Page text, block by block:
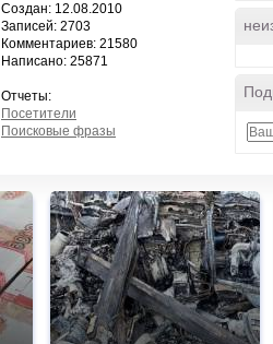
Создан: 12.08.2010
Записей: 2703
Комментариев: 21580
Написано: 25871
Отчеты:
Посетители
Поисковые фразы